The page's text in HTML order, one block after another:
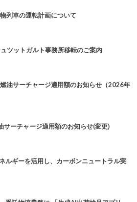
列車の運転計画について
ツットガルト事務所移転のご案内
油サーチャージ適用額のお知らせ（2026年
ーチャージ適用額のお知らせ(変更)
ルギーを活用し、カーボンニュートラル実